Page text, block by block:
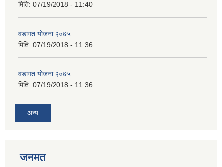
मिति: 07/19/2018 - 11:40
वडागत याेजना २०७५
मिति: 07/19/2018 - 11:36
वडागत याेजना २०७५
मिति: 07/19/2018 - 11:36
अन्य
जनमत